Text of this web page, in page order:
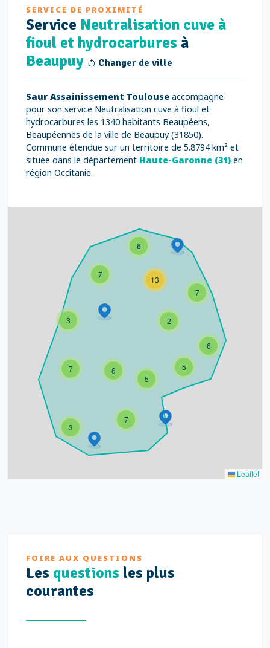
SERVICE DE PROXIMITÉ
Service Neutralisation cuve à
fioul et hydrocarbures à
Beaupuy
Changer de ville
Saur Assainissement Toulouse accompagne
pour son service Neutralisation cuve à fioul et
hydrocarbures les 1340 habitants Beaupéens,
Beaupéennes de la ville de Beaupuy (31850).
Commune étendue sur un territoire de 5.8794 km² et
située dans le département Haute-Garonne (31) en
région Occitanie.
3
3
7
5
6
7
2
7
5
6
7
6
13
Leaflet
FOIRE AUX QUESTIONS
Les questions les plus
courantes